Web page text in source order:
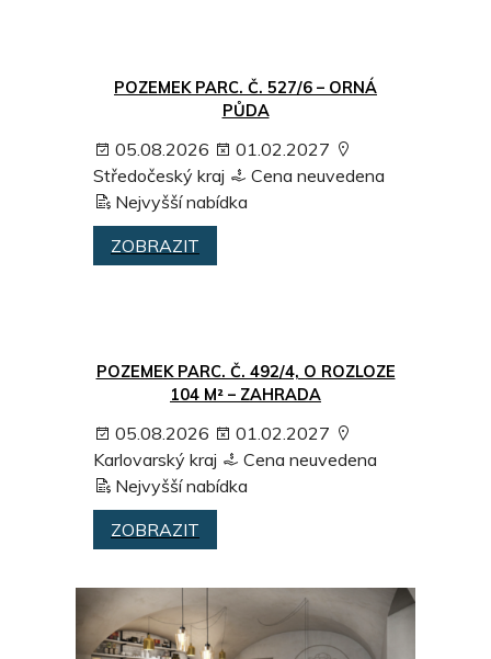
POZEMEK PARC. Č. 527/6 – ORNÁ
PŮDA
05.08.2026
01.02.2027
Středočeský kraj
Cena neuvedena
Nejvyšší nabídka
ZOBRAZIT
POZEMEK PARC. Č. 492/4, O ROZLOZE
104 M² – ZAHRADA
05.08.2026
01.02.2027
Karlovarský kraj
Cena neuvedena
Nejvyšší nabídka
ZOBRAZIT